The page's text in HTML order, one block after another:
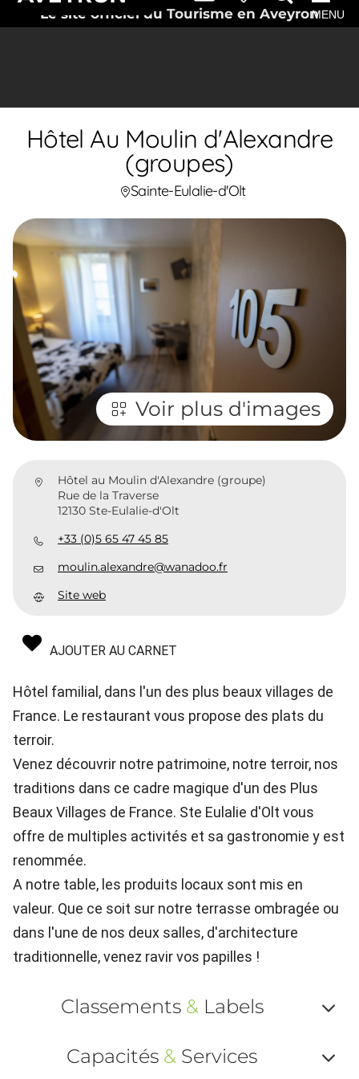
Le site officiel du Tourisme en AveyronMENU
Hôtel Au Moulin d'Alexandre
(groupes)
Sainte-Eulalie-d'Olt
Voir plus d'images
Hôtel au Moulin d'Alexandre (groupe)
Rue de la Traverse
12130 Ste-Eulalie-d'Olt
+33 (0)5 65 47 45 85
moulin.alexandre@wanadoo.fr
Site web
AJOUTER AU CARNET
Hôtel familial, dans l'un des plus beaux villages de
France. Le restaurant vous propose des plats du
terroir.
Venez découvrir notre patrimoine, notre terroir, nos
traditions dans ce cadre magique d'un des Plus
Beaux Villages de France. Ste Eulalie d'Olt vous
offre de multiples activités et sa gastronomie y est
renommée.
A notre table, les produits locaux sont mis en
valeur. Que ce soit sur notre terrasse ombragée ou
dans l'une de nos deux salles, d'architecture
traditionnelle, venez ravir vos papilles !
Classements &Labels
ou
Capacités & Services